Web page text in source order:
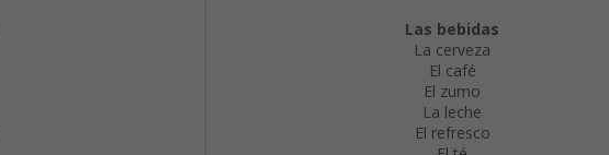
Las bebidas
La cerveza
El café
El zumo
La leche
El refresco